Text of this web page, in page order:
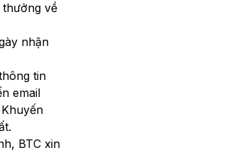
về
nhận
tin
BTC xin